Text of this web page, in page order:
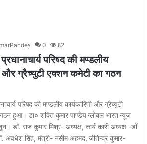
0 82
परिषद की मण्डलीय
और ग्रैच्युटी एक्शन कमेटी का गठन
परिषद की मण्डलीय कार्यकारिणी और ग्रैच्युटी
हुआ। डा० शक्ति कुमार पाण्डेय ग्लोबल भारत न्यूज
डॉ. राज कुमार मिश्र- अध्यक्ष, कार्य कारी अध्यक्ष -डॉ
अवधेश सिंह, मंत्री- नसीम अहमद, जीतेन्द्र कुमार-